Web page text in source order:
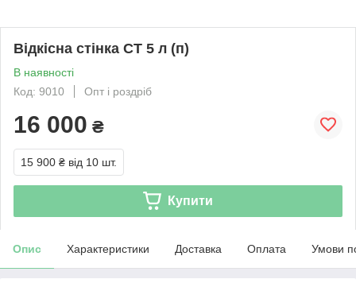
Відкісна стінка СТ 5 л (п)
В наявності
Код: 9010
Опт і роздріб
16 000 ₴
15 900 ₴ від 10 шт.
Купити
Опис Характеристики Доставка Оплата Умови